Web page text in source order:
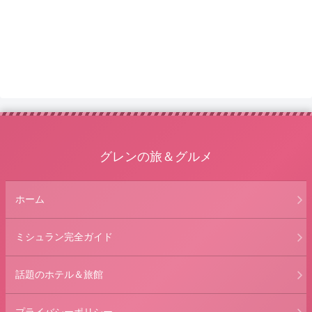
グレンの旅＆グルメ
ホーム
ミシュラン完全ガイド
話題のホテル＆旅館